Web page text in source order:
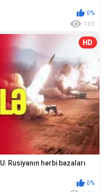
0%
103
HD
Rusiyanın hərbi bazaları
0%